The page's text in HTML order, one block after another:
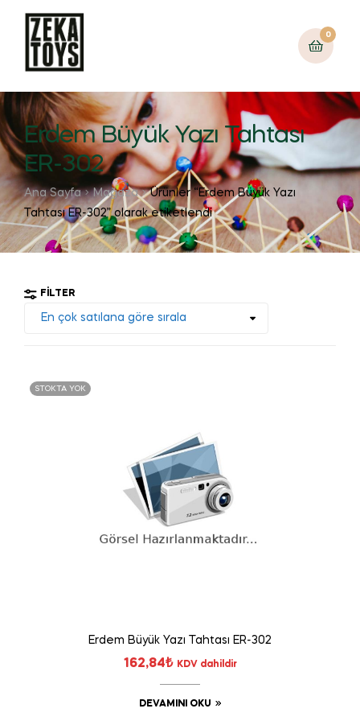
0
Erdem Büyük Yazı Tahtası
ER-302
Ana Sayfa Mağaza
Ürünler “Erdem Büyük Yazı
Tahtası ER-302” olarak etiketlendi
FILTER
STOKTA YOK
Erdem Büyük Yazı Tahtası ER-302
162,84₺ KDV dahildir
DEVAMINI OKU